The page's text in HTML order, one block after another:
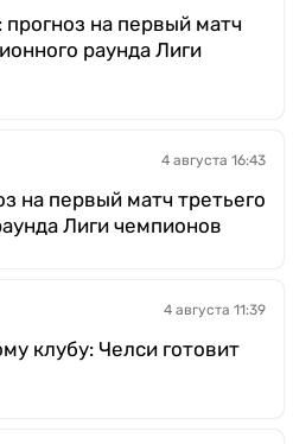
на первый матч
раунда Лиги
4 августа 16:43
на первый матч третьего
Лиги чемпионов
4 августа 11:39
клубу: Челси готовит